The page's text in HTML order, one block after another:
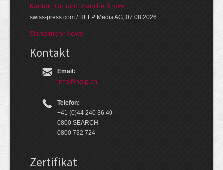
Kanton, Ort und Branche finden
swiss-press.com / HELP Media AG, 07.08.2026
Siehe mehr News
Kontakt
Email:
info@help.ch
Telefon:
+41 (0)44 240 36 40
0800 SEARCH
0800 732 724
Zertifikat